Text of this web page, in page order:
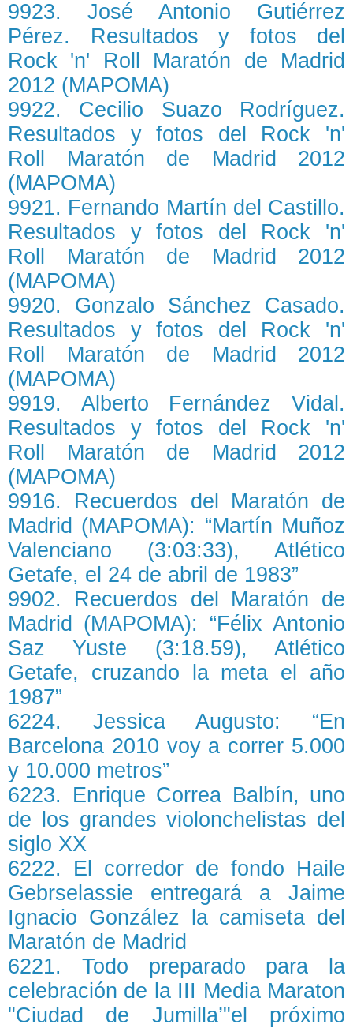
9923. José Antonio Gutiérrez
Pérez. Resultados y fotos del
Rock 'n' Roll Maratón de Madrid
2012 (MAPOMA)
9922. Cecilio Suazo Rodríguez.
Resultados y fotos del Rock 'n'
Roll Maratón de Madrid 2012
(MAPOMA)
9921. Fernando Martín del Castillo.
Resultados y fotos del Rock 'n'
Roll Maratón de Madrid 2012
(MAPOMA)
9920. Gonzalo Sánchez Casado.
Resultados y fotos del Rock 'n'
Roll Maratón de Madrid 2012
(MAPOMA)
9919. Alberto Fernández Vidal.
Resultados y fotos del Rock 'n'
Roll Maratón de Madrid 2012
(MAPOMA)
9916. Recuerdos del Maratón de
Madrid (MAPOMA): “Martín Muñoz
Valenciano (3:03:33), Atlético
Getafe, el 24 de abril de 1983”
9902. Recuerdos del Maratón de
Madrid (MAPOMA): “Félix Antonio
Saz Yuste (3:18.59), Atlético
Getafe, cruzando la meta el año
1987”
6224. Jessica Augusto: “En
Barcelona 2010 voy a correr 5.000
y 10.000 metros”
6223. Enrique Correa Balbín, uno
de los grandes violonchelistas del
siglo XX
6222. El corredor de fondo Haile
Gebrselassie entregará a Jaime
Ignacio González la camiseta del
Maratón de Madrid
6221. Todo preparado para la
celebración de la III Media Maraton
"Ciudad de Jumilla’"el próximo